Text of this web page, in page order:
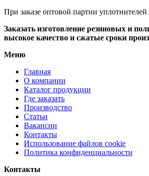
При заказе оптовой партии
Заказать изготовление резиновых и
высокое качество и сжатые сроки
Меню
Главная
О компании
Каталог продукции
Где заказать
Производство
Статьи
Вакансии
Контакты
Использование файлов cookie
Политика конфиденциальности
Контакты